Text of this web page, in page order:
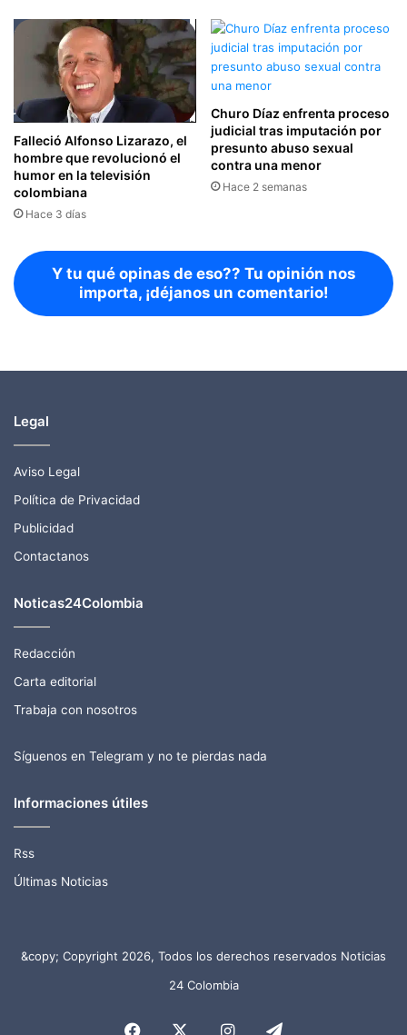
Falleció Alfonso Lizarazo, el
hombre que revolucionó el
humor en la televisión
colombiana
Hace 3 días
Churo Díaz enfrenta proceso
judicial tras imputación por
presunto abuso sexual
contra una menor
Hace 2 semanas
Y tu qué opinas de eso?? Tu opinión nos
importa, ¡déjanos un comentario!
Legal
Aviso Legal
Política de Privacidad
Publicidad
Contactanos
Noticas24Colombia
Redacción
Carta editorial
Trabaja con nosotros
Síguenos en Telegram y no te pierdas nada
Informaciones útiles
Rss
Últimas Noticias
&copy; Copyright 2026, Todos los derechos reservados Noticias
24 Colombia
Facebook InstagramTelegram